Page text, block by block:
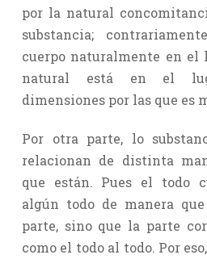
por la natural
substancia;
cuerpo naturalmente en el
natural está en el
dimensiones por las que es
Por otra parte, lo
relacionan de distinta
que están. Pues el todo
algún todo de manera
parte, sino que la parte
como el todo al todo. Por